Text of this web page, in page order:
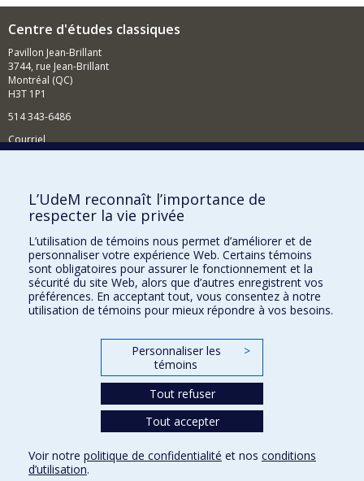
Centre d'études classiques
Pavillon Jean-Brillant
3744, rue Jean-Brillant
Montréal (QC)
H3T 1P1
514 343-6486
Courriel
Comment soutenir le Centre?
BESOIN D'AIDE?
Plan du site
Signaler une erreur
Accessibilité
FACULTÉ DES ARTS ET DES SCIENCES
Nos départements et écoles
Conditions d’utilisation
L’UdeM reconnaît l’importance de
respecter la vie privée
L’utilisation de témoins nous permet d’améliorer et de
personnaliser votre expérience Web. Certains témoins
sont obligatoires pour assurer le fonctionnement et la
sécurité du site Web, alors que d’autres enregistrent vos
préférences. En acceptant tout, vous consentez à notre
utilisation de témoins pour mieux répondre à vos besoins.
Personnaliser les
témoins
>
Tout refuser
Tout accepter
Voir notre politique de confidentialité et nos conditions
d’utilisation.